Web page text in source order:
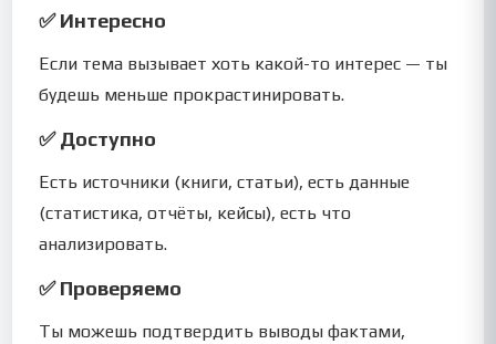
✅ Интересно
Если тема вызывает хоть какой-то интерес — ты
будешь меньше прокрастинировать.
✅ Доступно
Есть источники (книги, статьи), есть данные
(статистика, отчёты, кейсы), есть что
анализировать.
✅ Проверяемо
Ты можешь подтвердить выводы фактами,